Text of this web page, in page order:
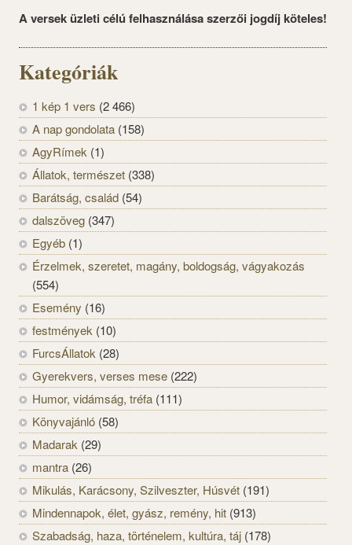
A versek üzleti célú felhasználása szerzői jogdíj köteles!
Kategóriák
1 kép 1 vers (2 466)
A nap gondolata (158)
AgyRímek (1)
Állatok, természet (338)
Barátság, család (54)
dalszöveg (347)
Egyéb (1)
Érzelmek, szeretet, magány, boldogság, vágyakozás
(554)
Esemény (16)
festmények (10)
FurcsÁllatok (28)
Gyerekvers, verses mese (222)
Humor, vidámság, tréfa (111)
Könyvajánló (58)
Madarak (29)
mantra (26)
Mikulás, Karácsony, Szilveszter, Húsvét (191)
Mindennapok, élet, gyász, remény, hit (913)
Szabadság, haza, történelem, kultúra, táj (178)